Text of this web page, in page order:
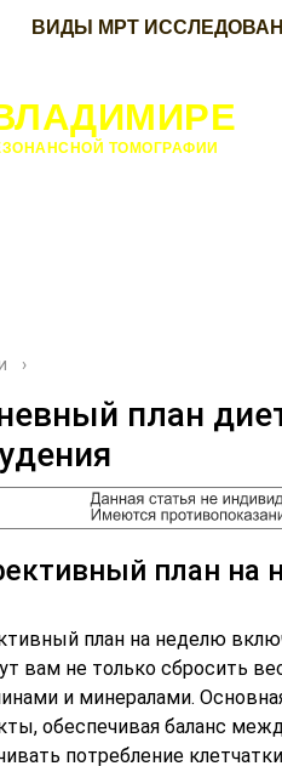
ВИДЫ МРТ
ТОМОГРАФИИ
›
план
план на
план на неделю
вам не только сбросить
и минералами.
обеспечивая баланс
потребление